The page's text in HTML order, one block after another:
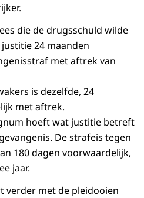
die de drugsschuld wilde
24 maanden
met aftrek van
is dezelfde, 24
met aftrek.
hoeft wat justitie betreft
De strafeis tegen
180 dagen voorwaardelijk,
jaar.
verder met de pleidooien